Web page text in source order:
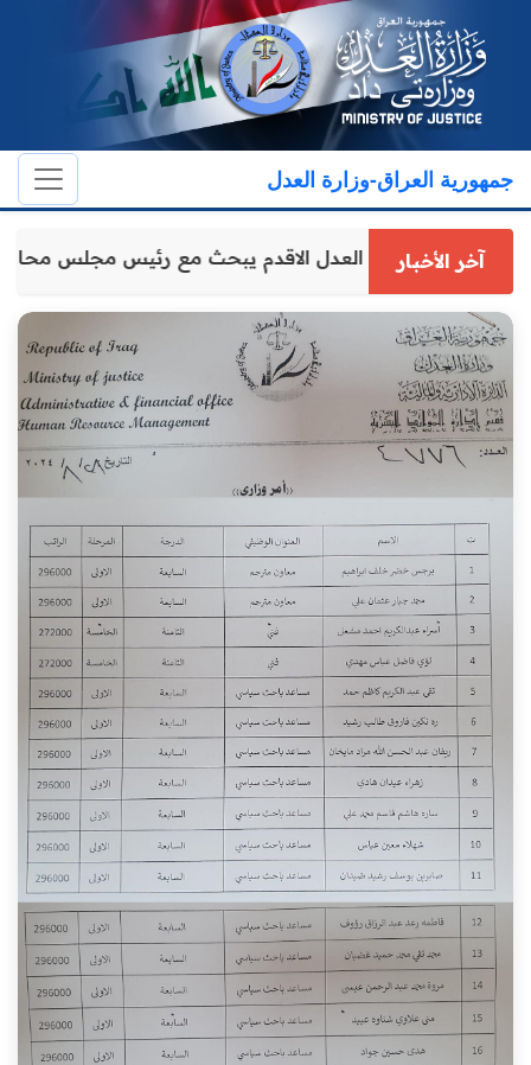
جمهورية العراق-وزارة العدل
آخر الأخباروكيل وزارة العدل الاقدم يبحث مع رئيس مجلس